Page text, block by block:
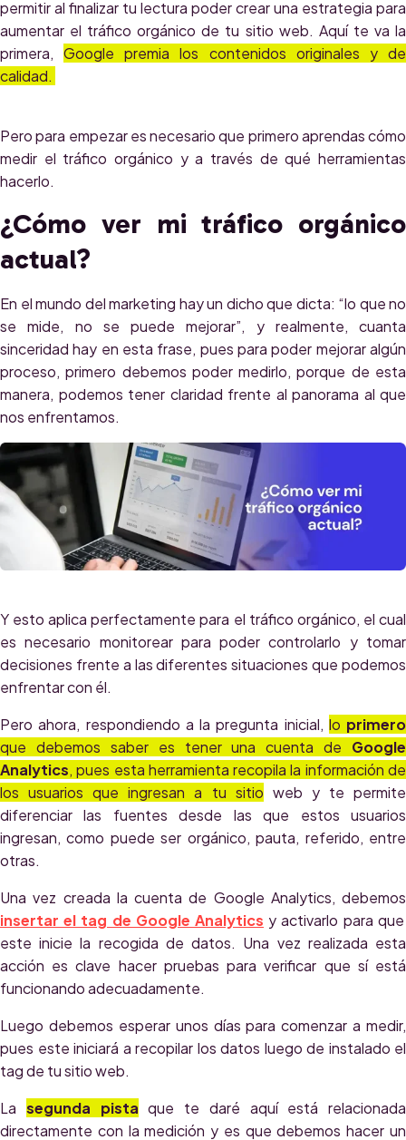
permitir al finalizar tu lectura poder crear una estrategia para
aumentar el tráfico orgánico de tu sitio web. Aquí te va la
primera,Google premia los contenidos originales y de
calidad.
Pero para empezar es necesario que primero aprendas cómo
medir el tráfico orgánico y a través de qué herramientas
hacerlo.
¿Cómo ver mi tráfico orgánico
actual?
En el mundo del marketing hay un dicho que dicta: “lo que no
se mide, no se puede mejorar”, y realmente, cuanta
sinceridad hay en esta frase, pues para poder mejorar algún
proceso, primero debemos poder medirlo, porque de esta
manera, podemos tener claridad frente al panorama al que
nos enfrentamos.
Y esto aplica perfectamente para el tráfico orgánico, el cual
es necesario monitorear para poder controlarlo y tomar
decisiones frente a las diferentes situaciones que podemos
enfrentar con él.
Pero ahora, respondiendo a la pregunta inicial, lo primero
que debemos saber es tener una cuenta de Google
Analytics, pues esta herramienta recopila la información de
los usuarios que ingresan a tu sitio web y te permite
diferenciar las fuentes desde las que estos usuarios
ingresan, como puede ser orgánico, pauta, referido, entre
otras.
Una vez creada la cuenta de Google Analytics, debemos
insertar el tag de Google Analytics y activarlo para que
este inicie la recogida de datos. Una vez realizada esta
acción es clave hacer pruebas para verificar que sí está
funcionando adecuadamente.
Luego debemos esperar unos días para comenzar a medir,
pues este iniciará a recopilar los datos luego de instalado el
tag de tu sitio web.
La segunda pista que te daré aquí está relacionada
directamente con la medición y es que debemos hacer un